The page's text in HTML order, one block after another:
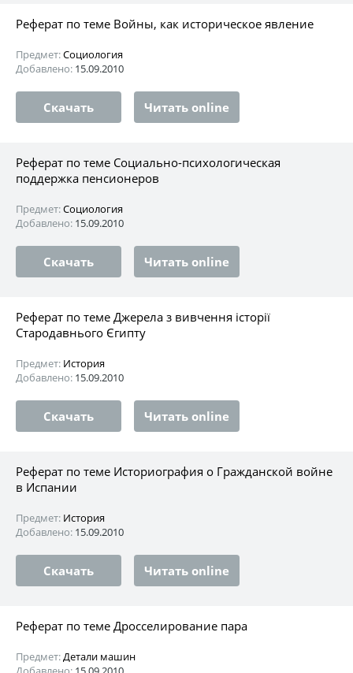
Реферат по теме Войны, как историческое явление
Предмет:Социология
Добавлено: 15.09.2010
Скачать Читать online
Реферат по теме Социально-психологическая
поддержка пенсионеров
Предмет:Социология
Добавлено: 15.09.2010
Скачать Читать online
Реферат по теме Джерела з вивчення історії
Стародавнього Єгипту
Предмет: История
Добавлено: 15.09.2010
Скачать Читать online
Реферат по теме Историография о Гражданской войне
в Испании
Предмет: История
Добавлено: 15.09.2010
Скачать Читать online
Реферат по теме Дросселирование пара
Предмет:Детали машин